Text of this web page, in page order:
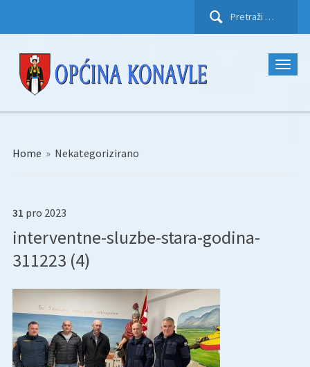
Pretraži:
Home » Nekategorizirano
31 pro 2023
interventne-sluzbe-stara-godina-
311223 (4)